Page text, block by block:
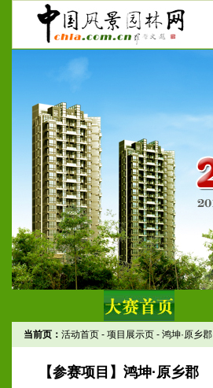
当前页： 活动首页 - 项目展示页 - 鸿坤·原乡郡
【参赛项目】鸿坤·原乡郡